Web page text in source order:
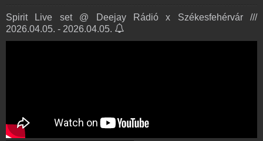
Spirit Live set @ Deejay Rádió x Székesfehérvár ///
2026.04.05. - 2026.04.05.